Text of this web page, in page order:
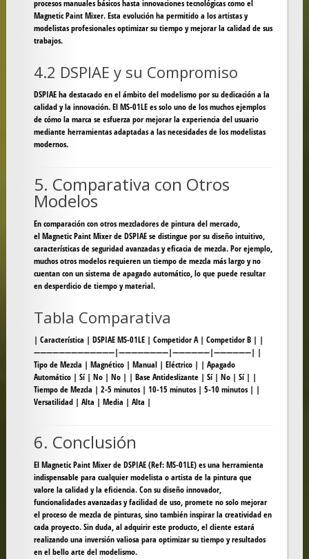
procesos manuales básicos hasta innovaciones tecnológicas como el
Magnetic Paint Mixer. Esta evolución ha permitido a los artistas y
modelistas profesionales optimizar su tiempo y mejorar la calidad de sus
trabajos.
4.2 DSPIAE y su Compromiso
DSPIAE ha destacado en el ámbito del modelismo por su dedicación a la
calidad y la innovación. ElMS-01LEes solo uno de los muchos ejemplos
de cómo la marca se esfuerza por mejorar la experiencia del usuario
mediante herramientas adaptadas a las necesidades de los modelistas
modernos.
5. Comparativa con Otros
Modelos
En comparación con otros mezcladores de pintura del mercado,
elMagnetic Paint Mixer de DSPIAEse distingue por su diseño intuitivo,
características de seguridad avanzadas y eficacia de mezcla. Por ejemplo,
muchos otros modelos requieren un tiempo de mezcla más largo y no
cuentan con un sistema de apagado automático, lo que puede resultar
en desperdicio de tiempo y material.
Tabla Comparativa
| Característica | DSPIAE MS-01LE | Competidor A | Competidor B | |
—————————————|————————|——————|——————| |
Tipo de Mezcla | Magnético | Manual | Eléctrico | | Apagado
Automático | Sí | No | No | | Base Antideslizante | Sí | No | Sí | |
Tiempo de Mezcla | 2-5 minutos | 10-15 minutos | 5-10 minutos | |
Versatilidad | Alta | Media | Alta |
6. Conclusión
ElMagnetic Paint Mixer de DSPIAE (Ref: MS-01LE)es una herramienta
indispensable para cualquier modelista o artista de la pintura que
valore la calidad y la eficiencia. Con su diseño innovador,
funcionalidades avanzadas y facilidad de uso, promete no solo mejorar
el proceso de mezcla de pinturas, sino también inspirar la creatividad en
cada proyecto. Sin duda, al adquirir este producto, el cliente estará
realizando una inversión valiosa para optimizar su tiempo y resultados
en el bello arte del modelismo.